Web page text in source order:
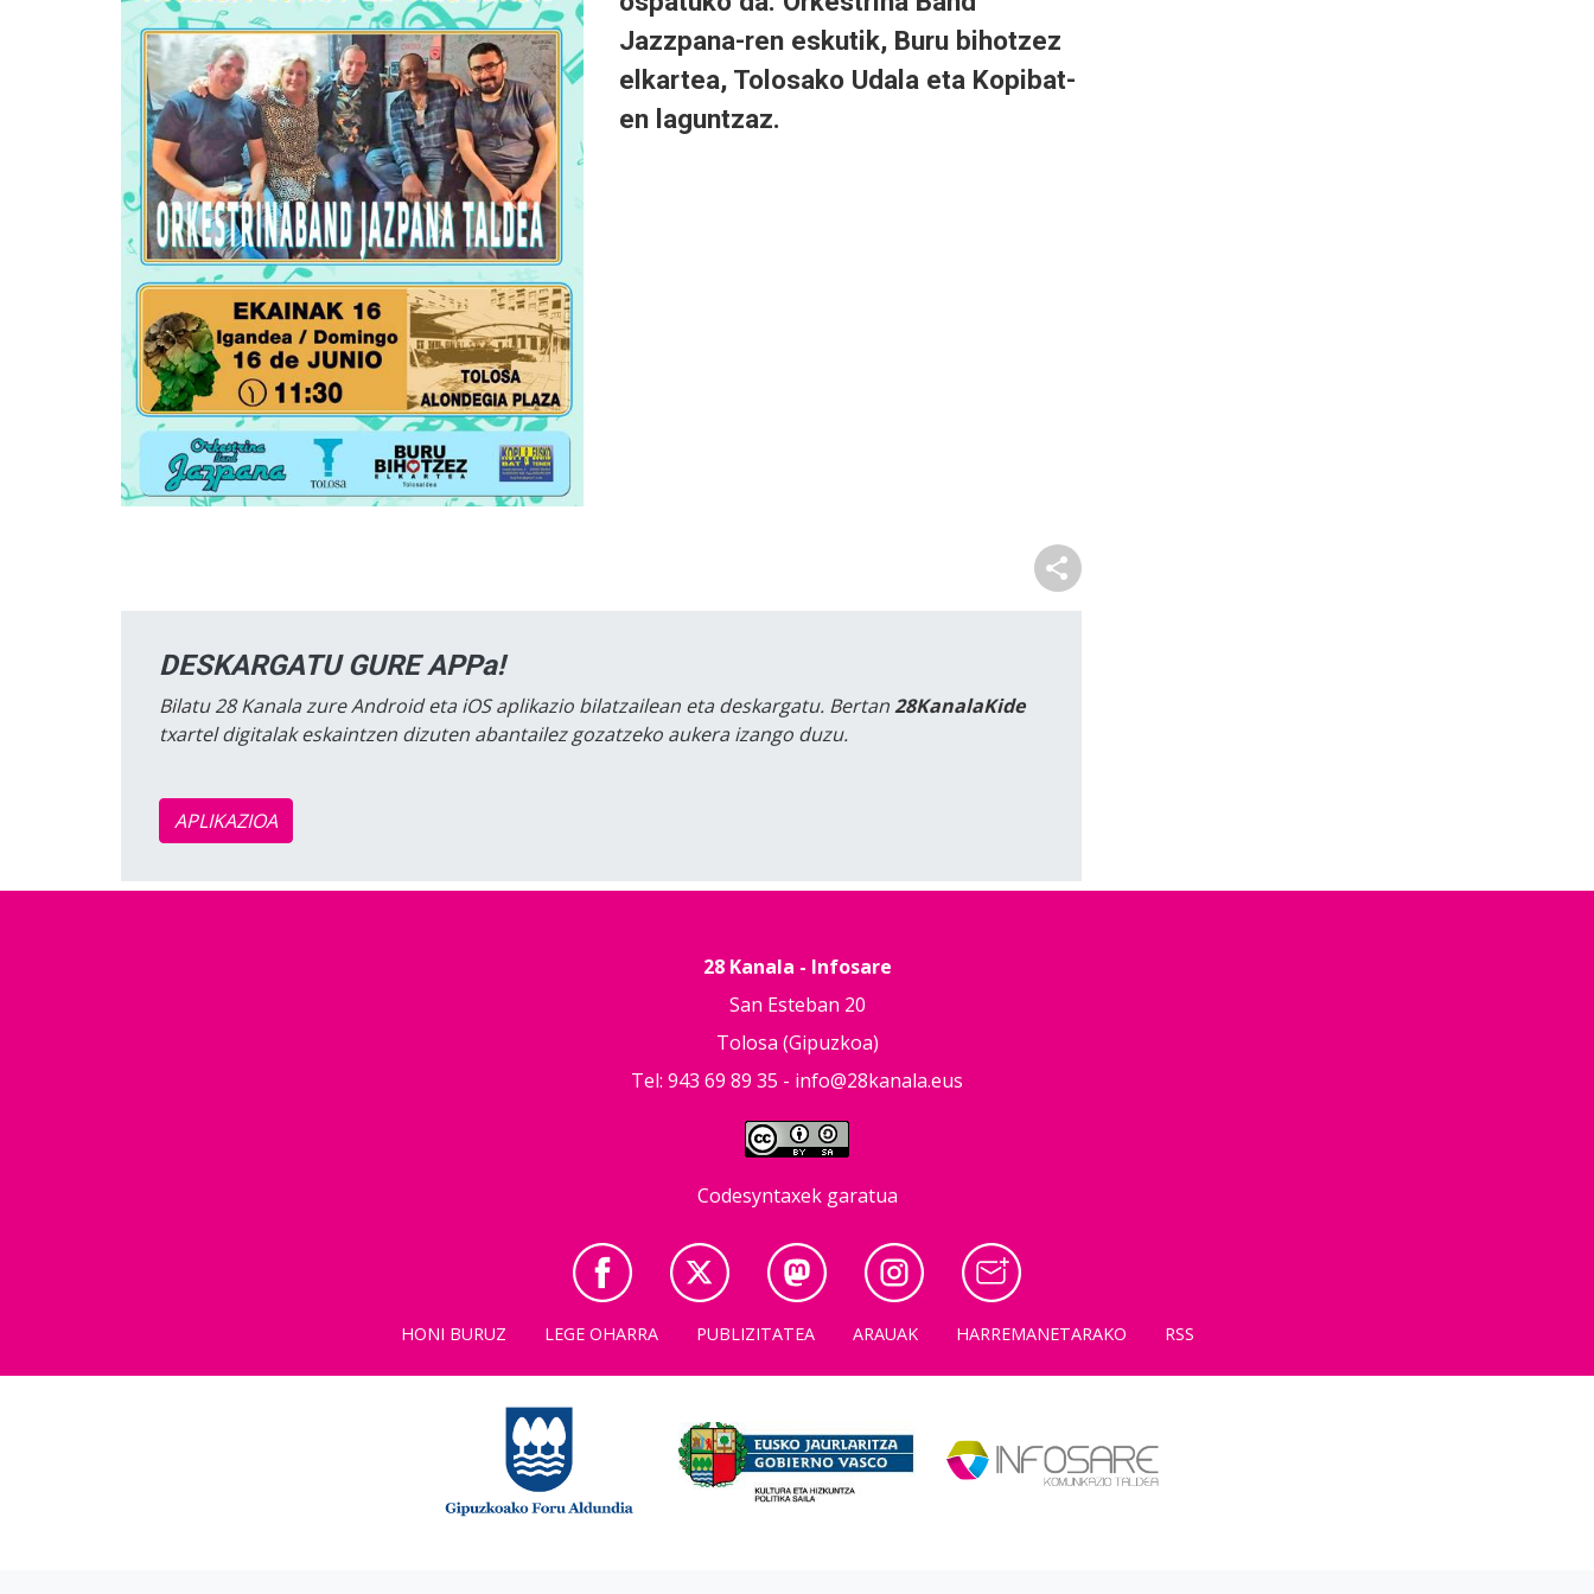
Jazzpana-ren eskutik, Buru bihotzez
elkartea, Tolosako Udala eta Kopibat-
en laguntzaz.
DESKARGATU GURE APPa!
Bilatu 28 Kanala zure Android eta iOS aplikazio bilatzailean eta deskargatu. Bertan28KanalaKide
txartel digitalak eskaintzen dizuten abantailez gozatzeko aukera izango duzu.
APLIKAZIOA
28 Kanala - Infosare
San Esteban 20
Tolosa (Gipuzkoa)
Tel: 943 69 89 35 - info@28kanala.eus
Codesyntaxek garatua
HONI BURUZ LEGE OHARRA PUBLIZITATEA ARAUAK HARREMANETARAKO RSS